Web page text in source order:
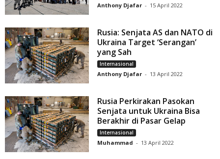
Anthony Djafar - 15 April 2022
Rusia: Senjata AS dan NATO di
Ukraina Target ‘Serangan’
yang Sah
Internasional
Anthony Djafar - 13 April 2022
Rusia Perkirakan Pasokan
Senjata untuk Ukraina Bisa
Berakhir di Pasar Gelap
Internasional
Muhammad - 13 April 2022